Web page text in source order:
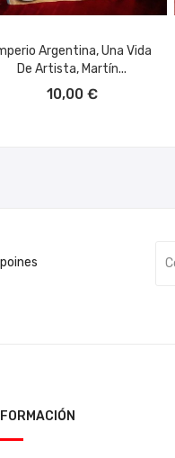
Argentina, Una Vida
De Artista, Martín...
10,00 €